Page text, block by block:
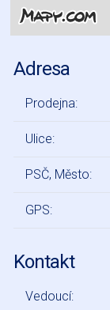
Adresa
Prodejna:
Ulice:
PSČ, Město:
GPS:
Kontakt
Vedoucí: